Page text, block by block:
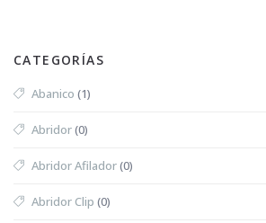
CATEGORÍAS
Abanico (1)
Abridor(0)
Abridor Afilador(0)
Abridor Clip (0)